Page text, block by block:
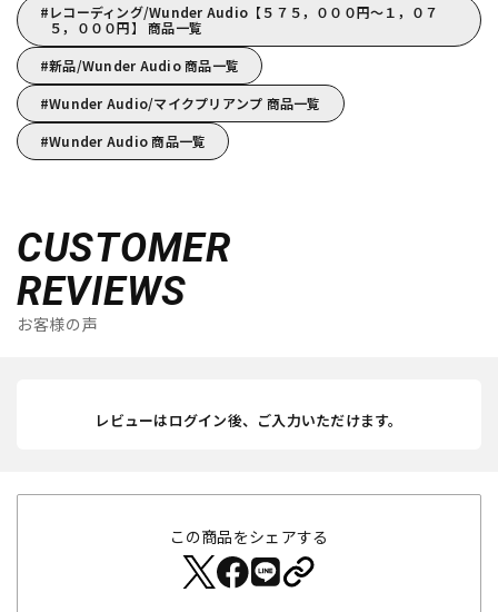
レコーディング/Wunder Audio【５７５，０００円～１，０７
５，０００円】 商品一覧
新品/Wunder Audio 商品一覧
Wunder Audio/マイクプリアンプ 商品一覧
Wunder Audio 商品一覧
CUSTOMER
REVIEWS
お客様の声
レビューはログイン後、ご入力いただけます。
この商品をシェアする